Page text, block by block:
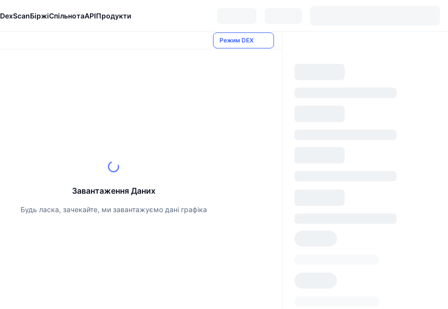
DexScanБіржіСпільнотаAPIПродукти
Режим DEX
Завантаження Даних
Будь ласка, зачекайте, ми завантажуємо дані графіка